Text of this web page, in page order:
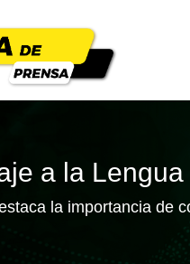
a la
la importancia de